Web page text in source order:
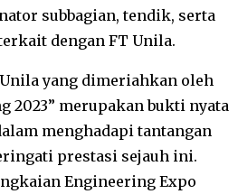
subbagian, tendik, serta
dengan FT Unila.
yang dimeriahkan oleh
2023” merupakan bukti nyata
menghadapi tantangan
prestasi sejauh ini.
Engineering Expo